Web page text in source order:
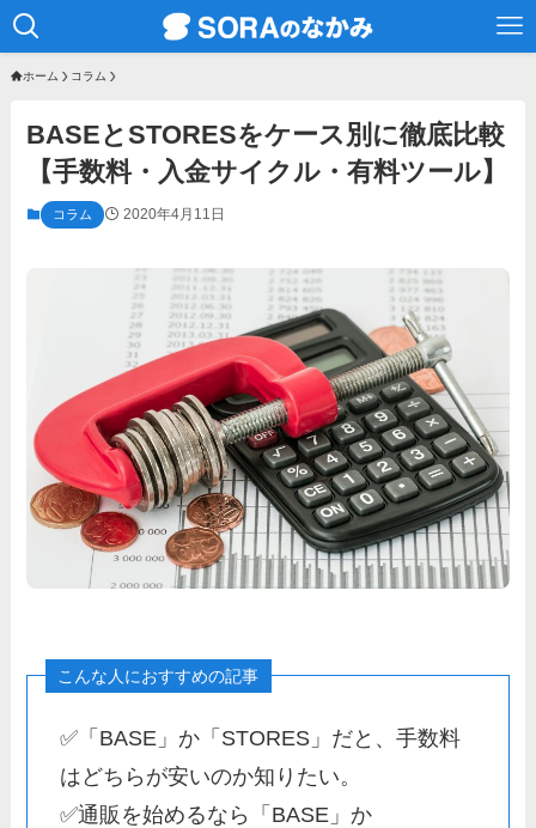
ホーム コラム
BASEとSTORESをケース別に徹底比較
【手数料・入金サイクル・有料ツール】
コラム 2020年4月11日
✅「BASE」か「STORES」だと、手数料
はどちらが安いのか知りたい。
✅通販を始めるなら「BASE」か